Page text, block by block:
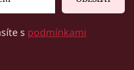
s podmínkami